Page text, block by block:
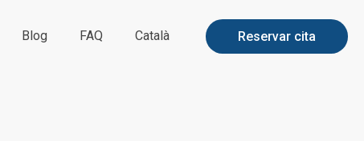
Blog FAQ Català Reservar cita